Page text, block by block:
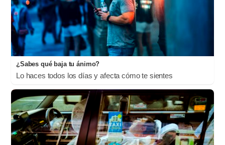
¿Sabes qué baja tu ánimo?
Lo haces todos los días y afecta cómo te sientes